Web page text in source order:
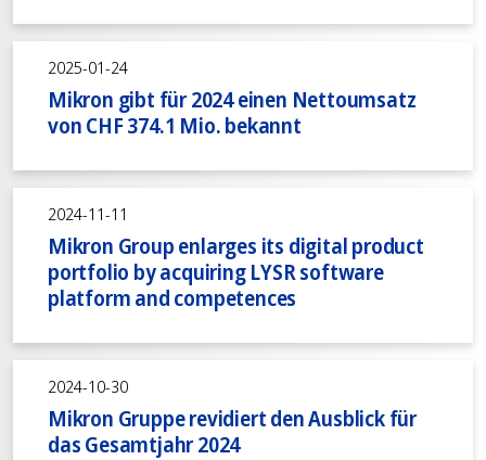
2025-01-24
Mikron gibt für 2024 einen Nettoumsatz
von CHF 374.1 Mio. bekannt
2024-11-11
Mikron Group enlarges its digital product
portfolio by acquiring LYSR software
platform and competences
2024-10-30
Mikron Gruppe revidiert den Ausblick für
das Gesamtjahr 2024